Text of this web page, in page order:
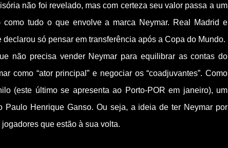
não foi revelado, mas com certeza seu valor passa a um
como tudo o que envolve a marca Neymar. Real Madrid e
só pensar em transferência após a Copa do Mundo.
não precisa vender Neymar para equilibrar as contas do
como “ator principal” e negociar os “coadjuvantes”. Como
(este último se apresenta ao Porto-POR em janeiro), um
Paulo Henrique Ganso. Ou seja, a ideia de ter Neymar por
que estão à sua volta.